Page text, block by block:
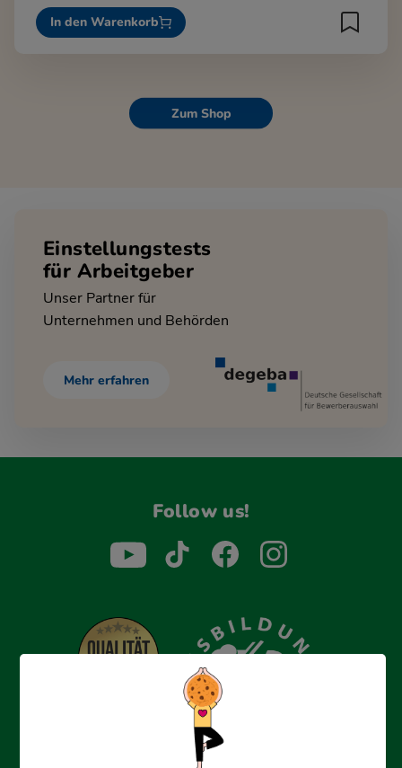
In den Warenkorb
Zum Shop
Einstellungstests
für Arbeitgeber
Unser Partner für
Unternehmen und Behörden
Mehr erfahren
Follow us!
Erfolgreich bewerben mit Ausbildungspark: Wir